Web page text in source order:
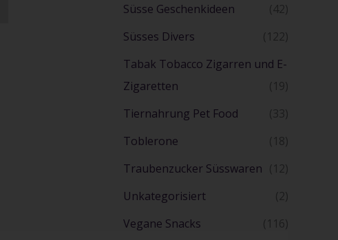
Süsse Geschenkideen
(42)
Süsses Divers
(122)
Tabak Tobacco Zigarren und E-
Zigaretten
(19)
Tiernahrung Pet Food
(33)
Toblerone
(18)
Traubenzucker Süsswaren (12)
Unkategorisiert
(2)
Vegane Snacks
(116)